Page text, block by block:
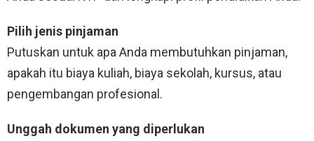
Pilih jenis pinjaman
Putuskan untuk apa Anda membutuhkan pinjaman,
apakah itu biaya kuliah, biaya sekolah, kursus, atau
pengembangan profesional.
Unggah dokumen yang diperlukan